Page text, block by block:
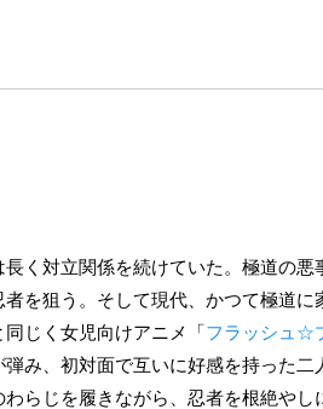
長く対立関係を続けていた。極道の
を狙う。そして現代、かつて極道
じく女児向けアニメ「フラッシュ☆
み、初対面で互いに好感を持った
らじを履きながら、忍者を根絶や